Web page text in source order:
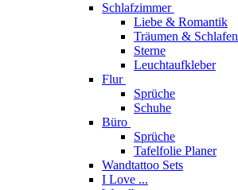
Schlafzimmer
Liebe & Romantik
Träumen & Schlafen
Sterne
Leuchtaufkleber
Flur
Sprüche
Schuhe
Büro
Sprüche
Tafelfolie Planer
Wandtattoo Sets
I Love ...